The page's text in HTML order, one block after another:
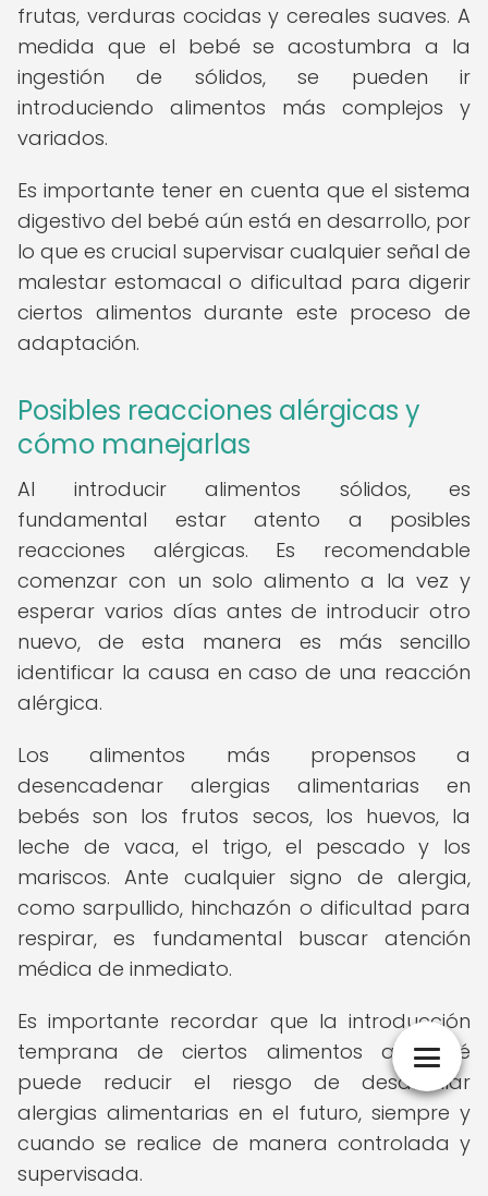
frutas, verduras cocidas y cereales suaves. A
medida que el bebé se acostumbra a la
ingestión de sólidos, se pueden ir
introduciendo alimentos más complejos y
variados.
Es importante tener en cuenta que el sistema
digestivo del bebé aún está en desarrollo, por
lo que es crucial supervisar cualquier señal de
malestar estomacal o dificultad para digerir
ciertos alimentos durante este proceso de
adaptación.
Posibles reacciones alérgicas y
cómo manejarlas
Al introducir alimentos sólidos, es
fundamental estar atento a posibles
reacciones alérgicas. Es recomendable
comenzar con un solo alimento a la vez y
esperar varios días antes de introducir otro
nuevo, de esta manera es más sencillo
identificar la causa en caso de una reacción
alérgica.
Los alimentos más propensos a
desencadenar alergias alimentarias en
bebés son los frutos secos, los huevos, la
leche de vaca, el trigo, el pescado y los
mariscos. Ante cualquier signo de alergia,
como sarpullido, hinchazón o dificultad para
respirar, es fundamental buscar atención
médica de inmediato.
Es importante recordar que la introducción
temprana de ciertos alimentos al bebé
puede reducir el riesgo de desarrollar
alergias alimentarias en el futuro, siempre y
cuando se realice de manera controlada y
supervisada.